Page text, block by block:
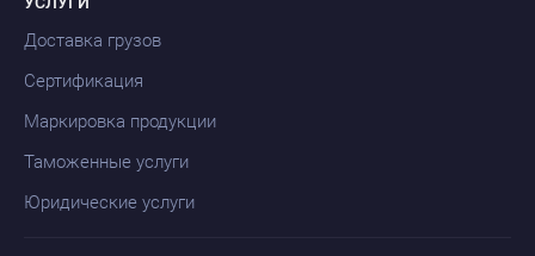
Доставка грузов
Сертификация
Маркировка продукции
Таможенные услуги
Юридические услуги